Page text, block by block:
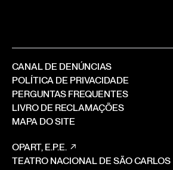
CANAL DE DENÚNCIAS
POLÍTICA DE PRIVACIDADE
PERGUNTAS FREQUENTES
LIVRO DE RECLAMAÇÕES
MAPA DO SITE
OPART, E.P.E.
TEATRO NACIONAL DE SÃO CARLOS